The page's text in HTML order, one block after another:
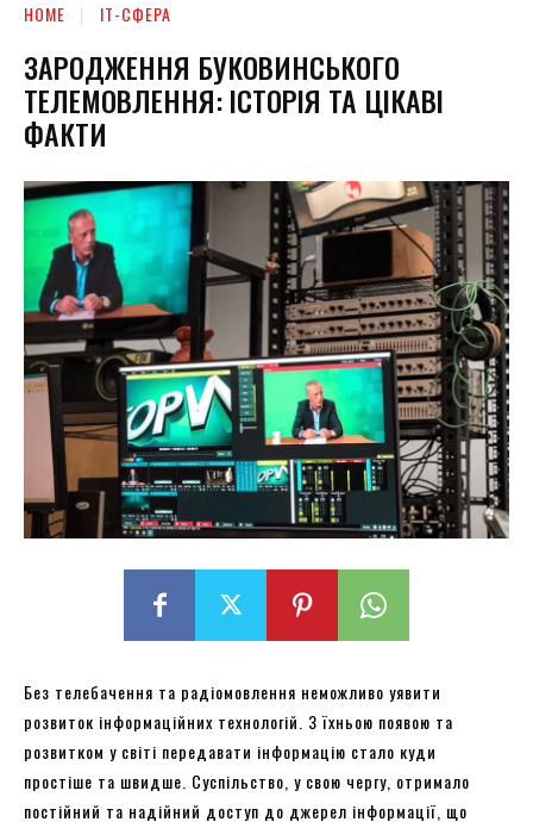
HOME ІТ-СФЕРА
ЗАРОДЖЕННЯ БУКОВИНСЬКОГО
ТЕЛЕМОВЛЕННЯ: ІСТОРІЯ ТА ЦІКАВІ
ФАКТИ
Без телебачення та радіомовлення неможливо уявити
розвиток інформаційних технологій. З їхньою появою та
розвитком у світі передавати інформацію стало куди
простіше та швидше. Суспільство, у свою чергу, отримало
постійний та надійний доступ до джерел інформації, що